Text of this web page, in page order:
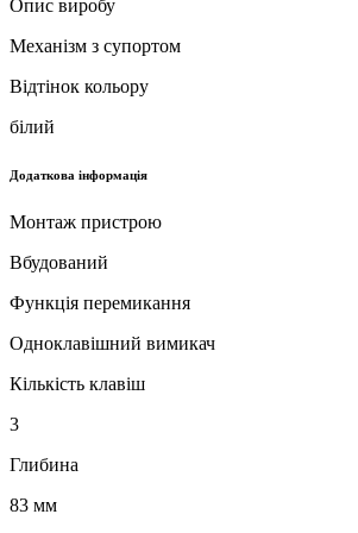
Опис виробу
Механізм з супортом
Відтінок кольору
білий
Додаткова інформація
Монтаж пристрою
Вбудований
Функція перемикання
Одноклавішний вимикач
Кількість клавіш
3
Глибина
83 мм